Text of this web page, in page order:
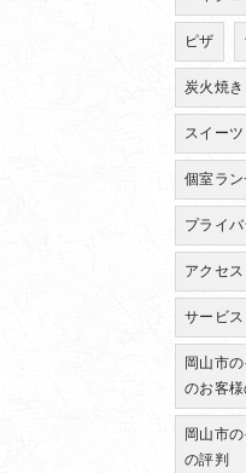
ピザ
炭火焼き
スイーツ
個室ラ
プライ
アクセス
サービス
岡山市
のお客
岡山市
の評判